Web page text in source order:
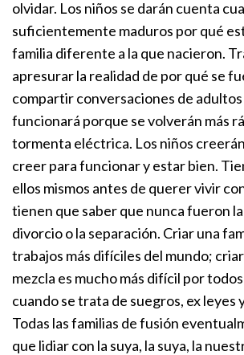
olvidar. Los niños se darán cuenta
suficientemente maduros por qué
familia diferente a la que nacieron.
apresurar la realidad de por qué se
compartir conversaciones de
funcionará porque se volverán más
tormenta eléctrica. Los niños
creer para funcionar y estar bien.
ellos mismos antes de querer vivir
tienen que saber que nunca fueron
divorcio o la separación. Criar una
trabajos más difíciles del mundo;
mezcla es mucho más difícil por
cuando se trata de suegros, ex leyes
Todas las familias de fusión
que lidiar con la suya, la suya, la